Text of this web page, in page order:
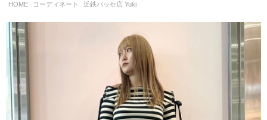
HOME コーディネート 近鉄パッセ店 Yuki